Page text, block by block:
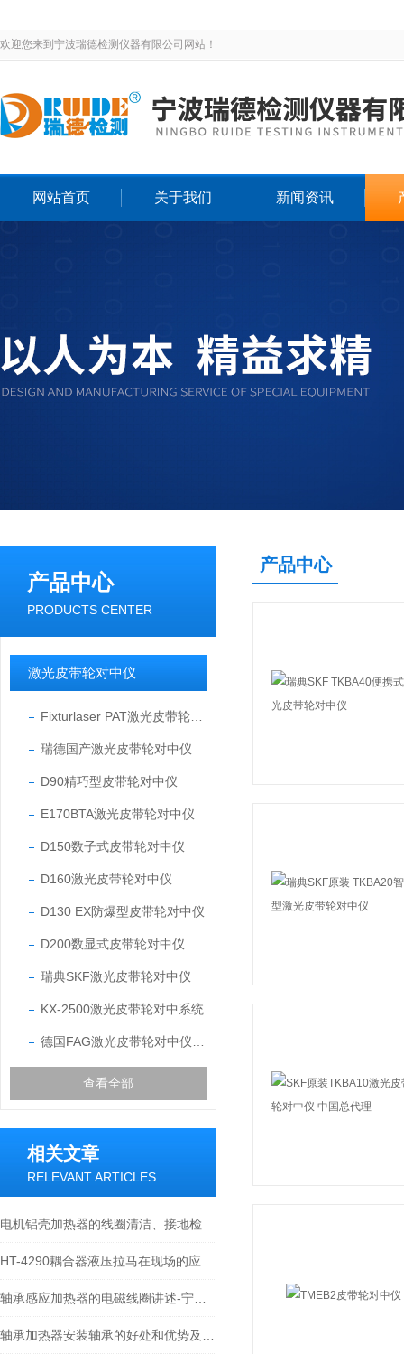
欢迎您来到宁波瑞德检测仪器有限公司网站！
网站首页 关于我们 新闻资讯
产品中心
PRODUCTS CENTER
激光皮带轮对中仪
瑞德国产激光皮带轮对中仪
D90精巧型皮带轮对中仪
E170BTA激光皮带轮对中仪
D150数子式皮带轮对中仪
D160激光皮带轮对中仪
D130 EX防爆型皮带轮对中仪
D200数显式皮带轮对中仪
瑞典SKF激光皮带轮对中仪
KX-2500激光皮带轮对中系统
查看全部
相关文章
RELEVANT ARTICLES
产品中心